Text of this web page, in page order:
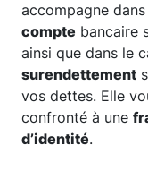
accompagne
compte bancaire
ainsi que dans le
surendettement
vos dettes. Elle
confronté à une
d’identité.